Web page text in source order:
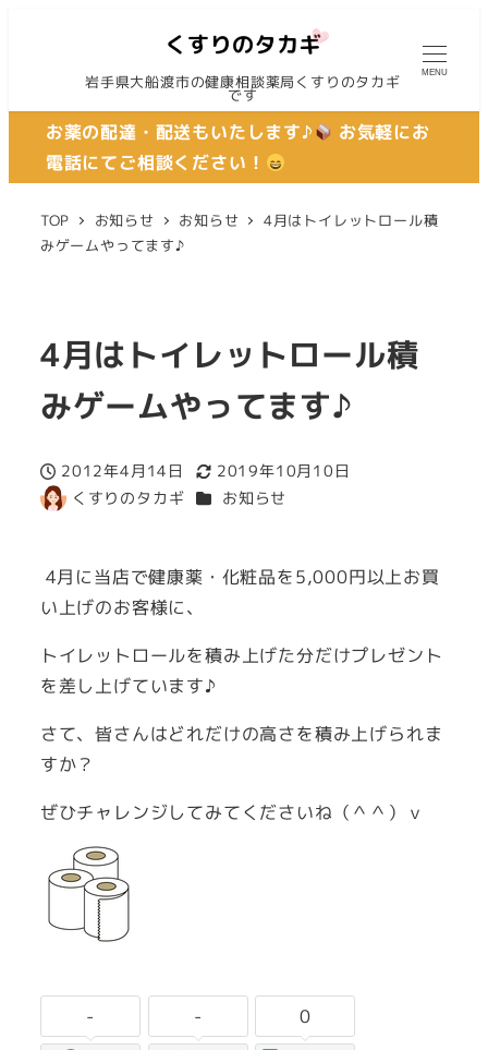
岩手県大船渡市の健康相談薬局くすりのタカギ
です
MENU
お薬の配達・配送もいたします♪
お気軽にお
電話にてご相談ください！
TOP お知らせ お知らせ
4月はトイレットロール積
みゲームやってます♪
4月はトイレットロール積
みゲームやってます♪
投稿日
2012年4月14日
更新日
2019年10月10日
著
くすりのタカギ カテゴリー
お知らせ
4月に当店で健康薬・化粧品を5,000円以上お買
い上げのお客様に、
トイレットロールを積み上げた分だけプレゼント
を差し上げています♪
さて、皆さんはどれだけの高さを積み上げられま
すか？
ぜひチャレンジしてみてくださいね（＾＾）ｖ
- - 0